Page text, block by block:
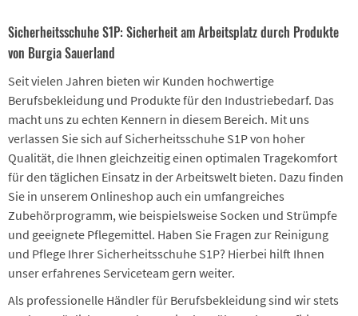
Sicherheitsschuhe S1P: Sicherheit am Arbeitsplatz durch Produkte
von Burgia Sauerland
Seit vielen Jahren bieten wir Kunden hochwertige
Berufsbekleidung und Produkte für den Industriebedarf. Das
macht uns zu echten Kennern in diesem Bereich. Mit uns
verlassen Sie sich auf Sicherheitsschuhe S1P von hoher
Qualität, die Ihnen gleichzeitig einen optimalen Tragekomfort
für den täglichen Einsatz in der Arbeitswelt bieten. Dazu finden
Sie in unserem Onlineshop auch ein umfangreiches
Zubehörprogramm, wie beispielsweise Socken und Strümpfe
und geeignete Pflegemittel. Haben Sie Fragen zur Reinigung
und Pflege Ihrer Sicherheitsschuhe S1P? Hierbei hilft Ihnen
unser erfahrenes Serviceteam gern weiter.
Als professionelle Händler für Berufsbekleidung sind wir stets